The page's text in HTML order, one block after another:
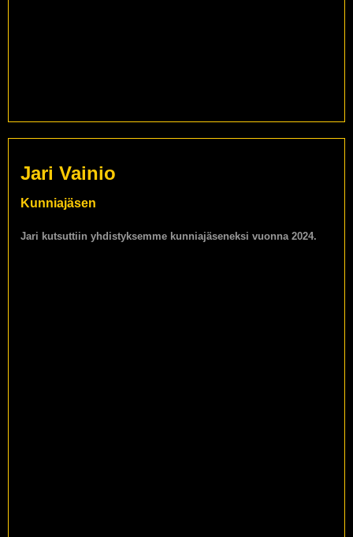
Jari Vainio
Kunniajäsen
Jari kutsuttiin yhdistyksemme kunniajäseneksi vuonna 2024.